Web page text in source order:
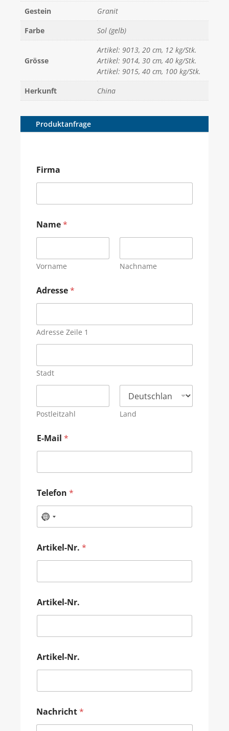
Gestein
Granit
Farbe
Sol (gelb)
Grösse
Artikel: 9013, 20 cm, 12 kg/Stk.
Artikel: 9014, 30 cm, 40 kg/Stk.
Artikel: 9015, 40 cm, 100 kg/Stk.
Herkunft
China
Produktanfrage
Firma
Name*
Vorname Nachname
Adresse*
Adresse Zeile 1
Stadt
Postleitzahl Land
E-Mail *
Telefon *
Artikel-Nr. *
Artikel-Nr.
Artikel-Nr.
Nachricht*